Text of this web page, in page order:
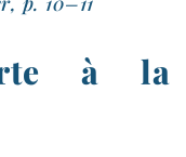
à la